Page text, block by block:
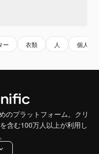
ー 衣類 人 個人
のプラットフォーム。クリ
含む100万人以上が利用し